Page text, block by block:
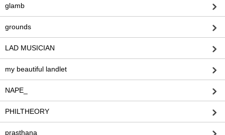
glamb
grounds
LAD MUSICIAN
my beautiful landlet
NAPE_
PHILTHEORY
prasthana